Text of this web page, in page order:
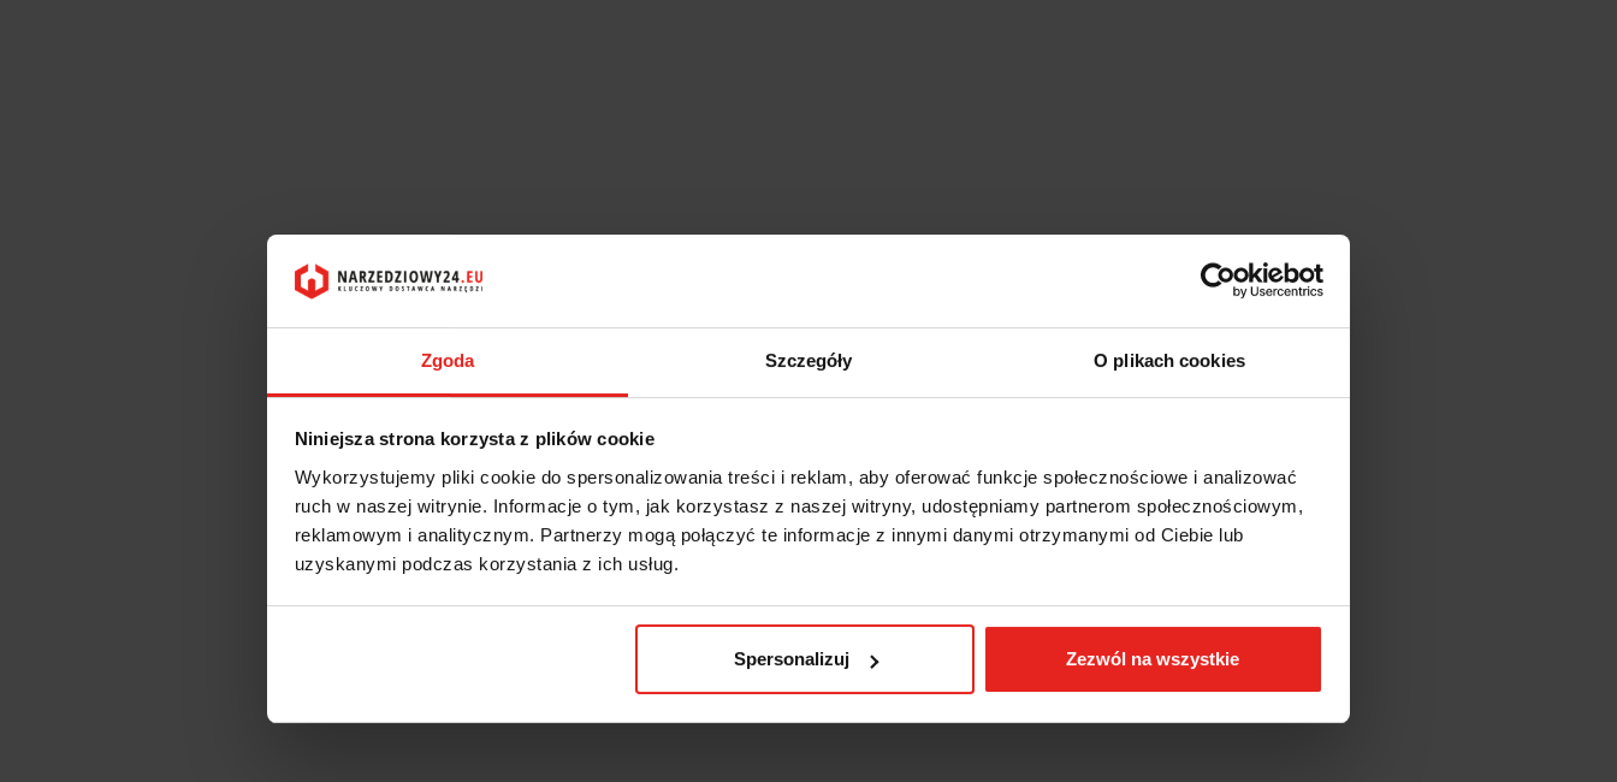
Zgoda Szczegóły O plikach cookies
Niniejsza strona korzysta z plików cookie
Wykorzystujemy pliki cookie do spersonalizowania treści i reklam, aby oferować funkcje społecznościowe i analizować
ruch w naszej witrynie. Informacje o tym, jak korzystasz z naszej witryny, udostępniamy partnerom społecznościowym,
reklamowym i analitycznym. Partnerzy mogą połączyć te informacje z innymi danymi otrzymanymi od Ciebie lub
uzyskanymi podczas korzystania z ich usług.
Spersonalizuj Zezwól na wszystkie